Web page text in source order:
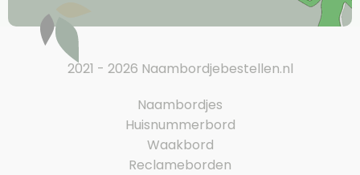
2021 - 2026 Naambordjebestellen.nl
Naambordjes
Huisnummerbord
Waakbord
Reclameborden